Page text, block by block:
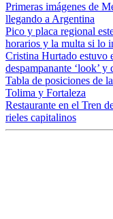
Primeras imágenes de
llegando a Argentina
Pico y placa regional
horarios y la multa si lo
Cristina Hurtado estuvo
despampanante ‘look’
Tabla de posiciones de
Tolima y Fortaleza
Restaurante en el Tren
rieles capitalinos